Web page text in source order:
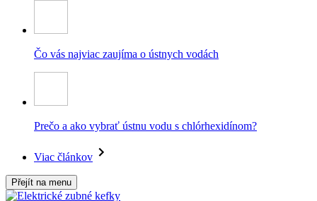
Čo vás najviac zaujíma o ústnych vodách
Prečo a ako vybrať ústnu vodu s chlórhexidínom?
Viac článkov
Přejít na menu